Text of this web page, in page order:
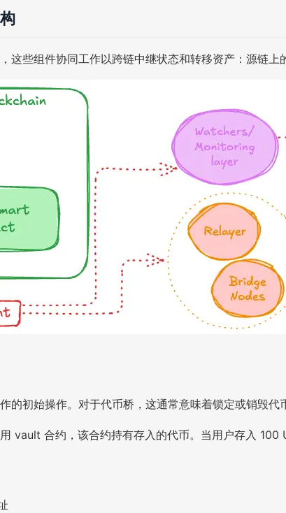
这些组件协同工作以跨链中继状态和转移资产：源链
的初始操作。对于代币桥，这通常意味着锁定或销毁代
vault 合约，该合约持有存入的代币。当用户存入 100